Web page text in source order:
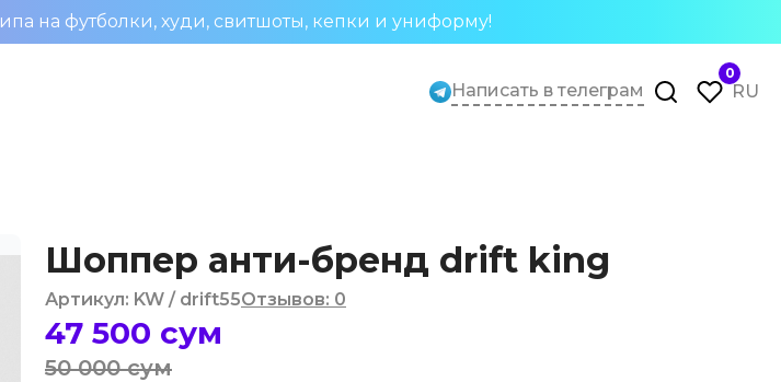
на футболки, худи, свитшоты, кепки и униформу!
Написать в телеграм
0
RU
Шоппер анти-бренд drift king
Артикул: KW / drift55Отзывов: 0
47 500 сум
50 000 сум